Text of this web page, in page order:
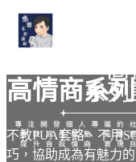
高情商系
不教PUA套路、不用
巧，協助成為有魅力